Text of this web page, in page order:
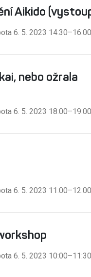
Aikido
6. 5. 2023 14:30–16:00
nebo ožrala
6. 5. 2023 18:00–19:00
6. 5. 2023 11:00–12:00
6. 5. 2023 10:00–11:30